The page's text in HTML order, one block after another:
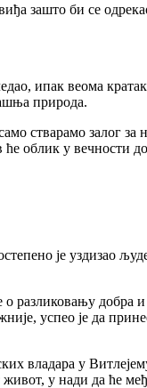
зашто би се
ипак веома кратак.
природа.
залог за
облик у вечности
је уздизао
добра
успео је да
у
живот, у нади да ће